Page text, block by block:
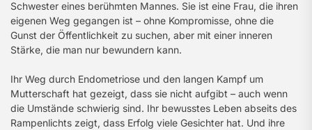
Schwester eines berühmten Mannes. Sie ist eine Frau, die ihren
eigenen Weg gegangen ist – ohne Kompromisse, ohne die
Gunst der Öffentlichkeit zu suchen, aber mit einer inneren
Stärke, die man nur bewundern kann.
Ihr Weg durch Endometriose und den langen Kampf um
Mutterschaft hat gezeigt, dass sie nicht aufgibt – auch wenn
die Umstände schwierig sind. Ihr bewusstes Leben abseits des
Rampenlichts zeigt, dass Erfolg viele Gesichter hat. Und ihre